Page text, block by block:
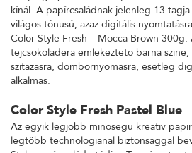
kínál. A papírcsaládnak jelenleg 13
világos tónusú, azaz digitális
Color Style Fresh – Mocca Brown 300g.
tejcsokoládéra emlékeztető barna
szitázásra, dombornyomásra, esetleg
alkalmas.
Color Style Fresh Pastel Blue
Az egyik legjobb minőségű kreatív
legtöbb technológiánál biztonsággal